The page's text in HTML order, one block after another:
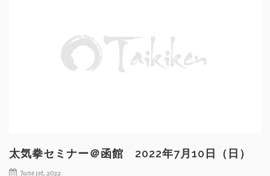
太気拳セミナー＠函館 2022年7月10日（日）
June 1st, 2022